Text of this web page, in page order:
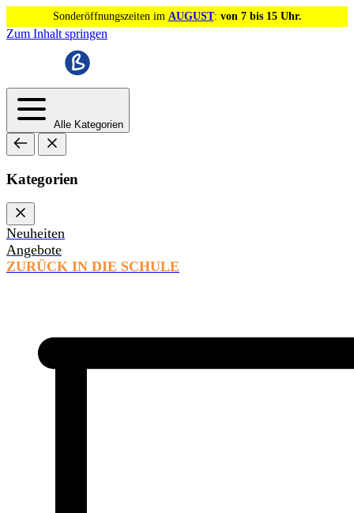
Sonderöffnungszeiten im AUGUST: von 7 bis 15 Uhr.
Zum Inhalt springen
Alle Kategorien
Kategorien
Neuheiten
Angebote
ZURÜCK IN DIE SCHULE